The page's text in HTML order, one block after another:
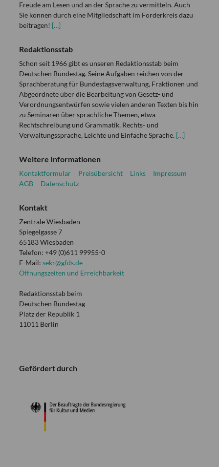
Freude am Lesen und an der Sprache zu vermitteln. Auch
Sie können durch eine Mitgliedschaft im Förderkreis dazu
beitragen! […]
Redaktionsstab
Schon seit 1966 gibt es unseren Redaktionsstab beim
Deutschen Bundestag. Seine Aufgaben reichen von der
Sprachberatung für Bundestagsverwaltung, Fraktionen und
Abgeordnete über die Bearbeitung von Gesetz- und
Verordnungsentwürfen sowie vielen anderen Texten bis hin
zu Seminaren über sprachliche Themen, etwa
Rechtschreibung und Grammatik, Rechts- und
Verwaltungssprache, Leichte und Einfache Sprache. […]
Weitere Informationen
Kontaktformular Preisübersicht Links
Impressum
AGB
Datenschutz
Kontakt
Zentrale Wiesbaden
Spiegelgasse 7
65183 Wiesbaden
Telefon: +49 (0)611 99955-0
E-Mail: sekr@gfds.de
Öffnungszeiten und Erreichbarkeit
Redaktionsstab beim
Deutschen Bundestag
Platz der Republik 1
11011 Berlin
Gefördert durch